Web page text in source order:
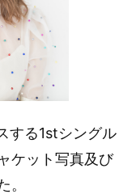
する1stシングル
ケット写真及び
。